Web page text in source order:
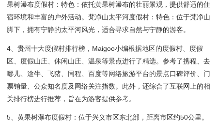
果树瀑布度假村：特色：依托黄果树瀑布的壮丽景观，提供舒适的住
宿环境和丰富的户外活动。梵净山太平河度假村：特色：位于梵净山
脚下，拥有宁静的太平河风光，适合寻求自然与宁静的游客。
4、贵州十大度假村排行榜，Maigoo小编根据地区的度假村、度假
区、度假山庄、休闲山庄、温泉等景点进行了精选。参考了携程、去
哪儿、途牛、飞猪、同程、百度等网络旅游平台的景点口碑评价、门
票销量、公众知名度及网络关注指数。此外，还综合了互联网上的相
关排行榜进行推荐，旨在为游客提供参考。
5、黄果树瀑布度假村：位于兴义市区东北部，距离市区约50公里。